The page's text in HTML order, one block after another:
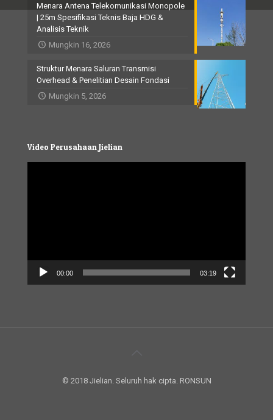
Menara Antena Telekomunikasi Monopole
| 25m Spesifikasi Teknis Baja HDG &
Analisis Teknik
Mungkin 16, 2026
Struktur Menara Saluran Transmisi
Overhead & Penelitian Desain Fondasi
Mungkin 5, 2026
Video Perusahaan Jielian
00:00 03:19
© 2018 Jielian. Seluruh hak cipta. RONSUN